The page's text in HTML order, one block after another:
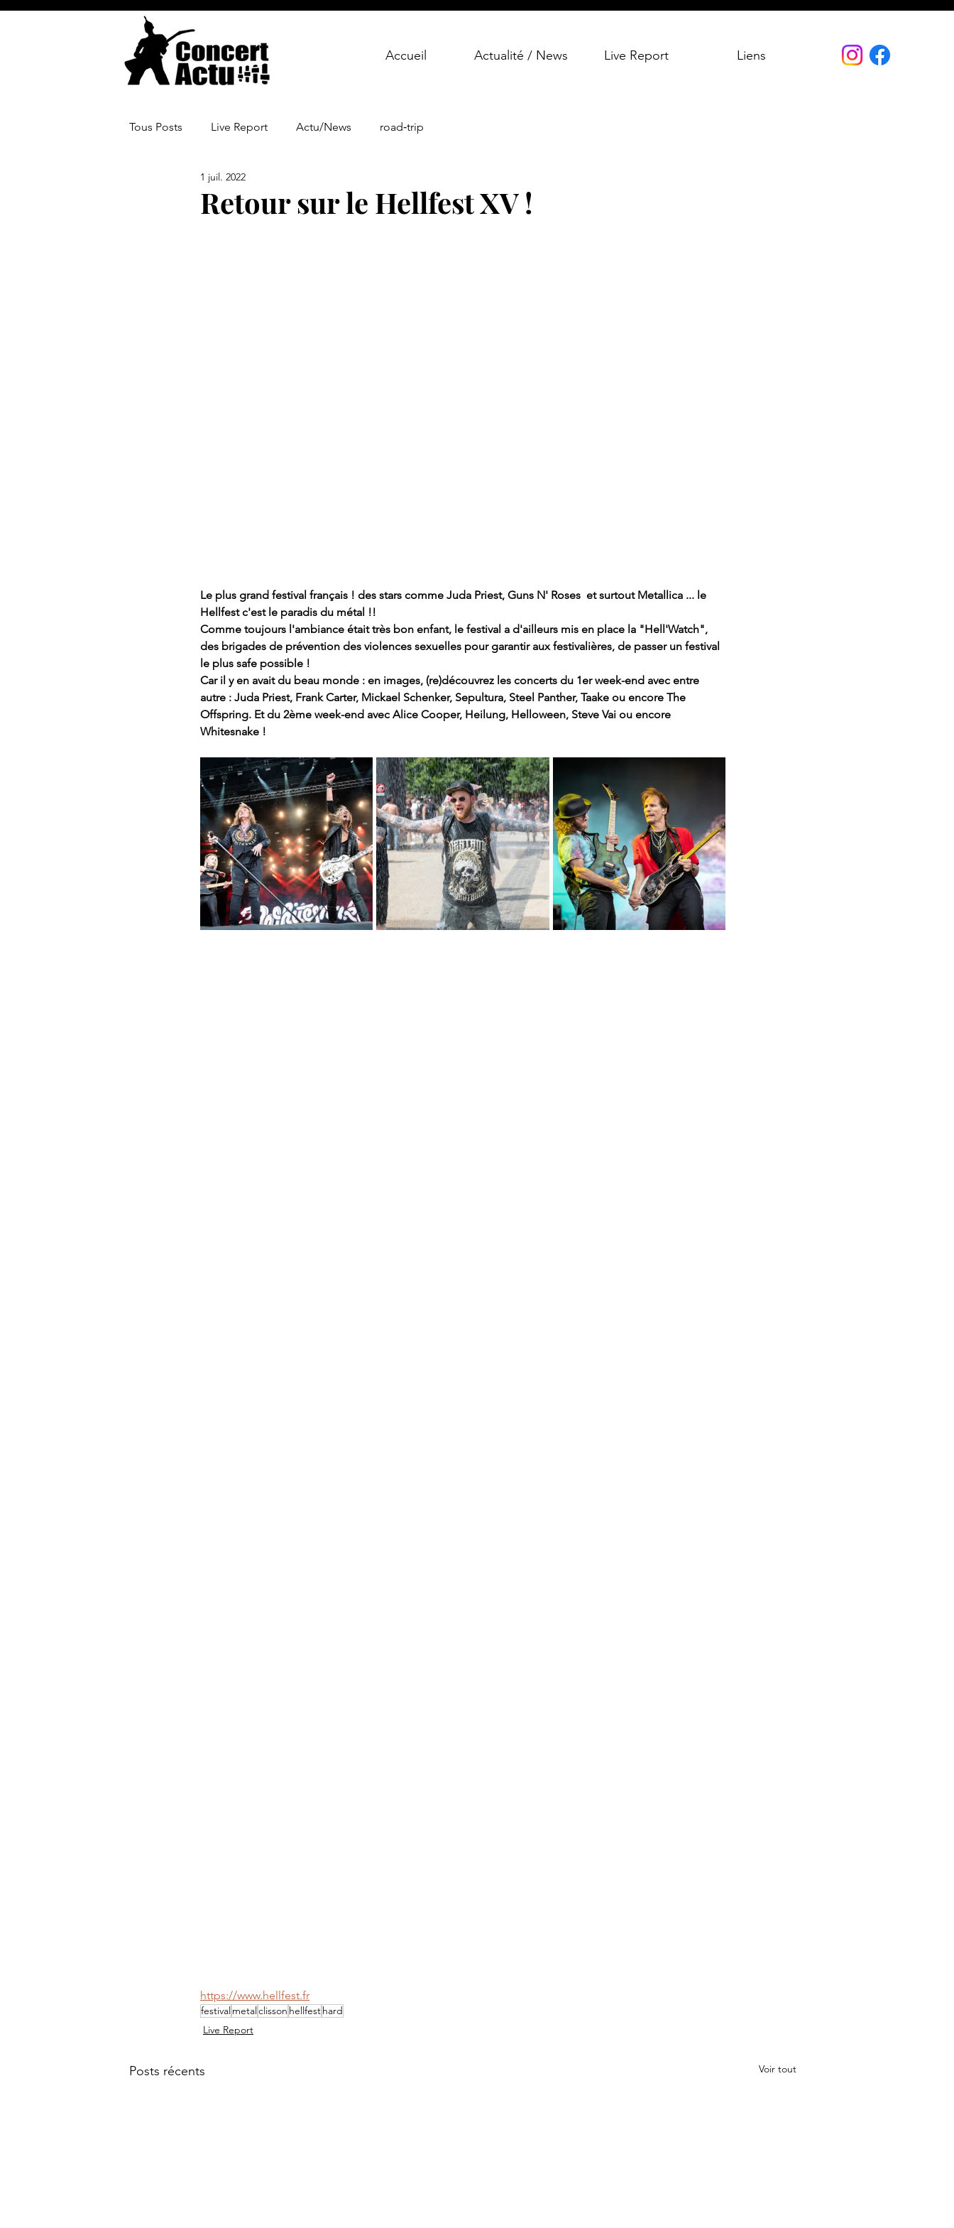
Accueil Actualité / News Live Report Liens
Tous Posts Live Report Actu/News road‑trip
Retour sur le Hellfest XV !
1 juil. 2022
Le plus grand festival français ! des stars comme Juda Priest, Guns N' Roses  et surtout Metallica ... le
Hellfest c'est le paradis du métal !!
Comme toujours l'ambiance était très bon enfant, le festival a d'ailleurs mis en place la "Hell'Watch",
des brigades de prévention des violences sexuelles pour garantir aux festivalières, de passer un festival
le plus safe possible !
Car il y en avait du beau monde : en images, (re)découvrez les concerts du 1er week-end avec entre
autre : Juda Priest, Frank Carter, Mickael Schenker, Sepultura, Steel Panther, Taake ou encore The
Offspring. Et du 2ème week-end avec Alice Cooper, Heilung, Helloween, Steve Vai ou encore
Whitesnake !
https://www.hellfest.fr
festivalmetalclisson hellfesthard
Live Report
Posts récents Voir tout